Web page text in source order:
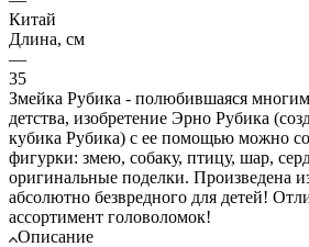
Китай
Длина, см
—
35
Змейка Рубика - полюбившаяся
детства, изобретение Эрно Рубика
кубика Рубика) с ее помощью можно
фигурки: змею, собаку, птицу, шар,
оригинальные поделки. Произведена
абсолютно безвредного для детей!
ассортимент головоломок!
Описание